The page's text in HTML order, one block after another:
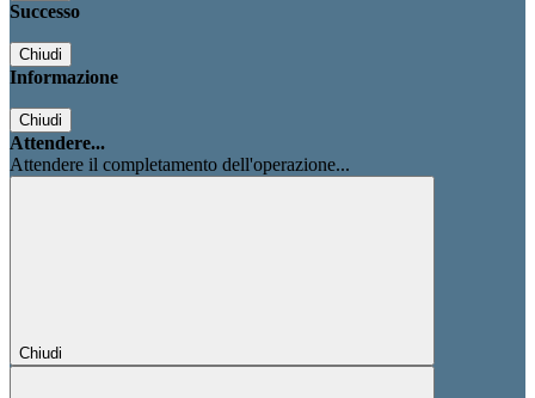
Successo
Chiudi
Informazione
Chiudi
Attendere...
Attendere il completamento dell'operazione...
Chiudi